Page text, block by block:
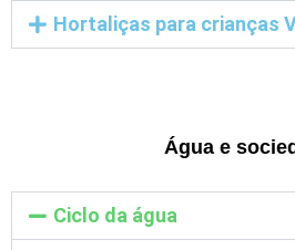
Hortaliças para crianças
Água e
Ciclo da água